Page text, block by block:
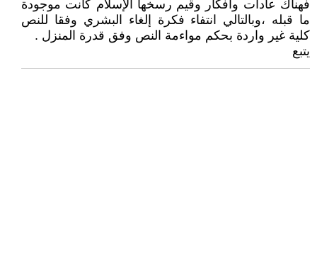
فهناك عادات وافكار وقيم رسخها الإسلام كانت موجودة
ما قبله ،وبالتالي انتفاء فكرة إلغاء البشري وفقا للنص
كلية غير واردة بحكم مواءمة النص وفق قدرة المنزل .
يتبع